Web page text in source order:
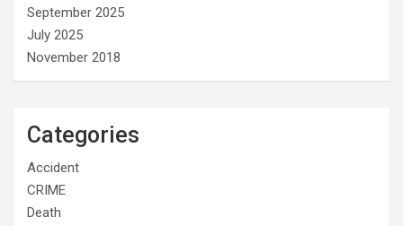
September 2025
July 2025
November 2018
Categories
Accident
CRIME
Death